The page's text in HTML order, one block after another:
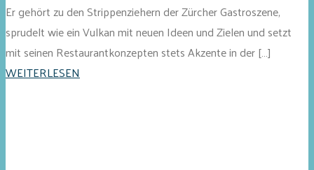
Er gehört zu den Strippenziehern der Zürcher Gastroszene,
sprudelt wie ein Vulkan mit neuen Ideen und Zielen und setzt
mit seinen Restaurantkonzepten stets Akzente in der […]
WEITERLESEN